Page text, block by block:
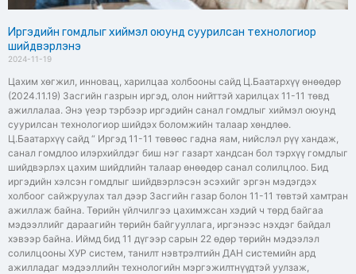
Иргэдийн гомдлыг хиймэл оюунд суурилсан технологиор
шийдвэрлэнэ
2024-11-19
Цахим хөгжил, инновац, харилцаа холбооны сайд Ц.Баатархүү өнөөдөр
(2024.11.19) Засгийн газрын иргэд, олон нийттэй харилцах 11-11 төвд
ажиллалаа. Энэ үеэр тэрбээр иргэдийн санал гомдлыг хиймэл оюунд
суурилсан технологиор шийдэх боломжийн талаар хөндлөө.
Ц.Баатархүү сайд “ Иргэд 11-11 төвөөс гадна яам, нийслэл рүү хандаж,
санал гомдлоо илэрхийлдэг биш нэг газарт хандсан бол тэрхүү гомдлыг
шийдвэрлэх цахим шийдлийн талаар өнөөдөр санал солилцлоо. Бид
иргэдийн хэлсэн гомдлыг шийдвэрлэсэн эсэхийг эргэн мэдэгдэх
холбоог сайжруулах тал дээр Засгийн газар болон 11-11 төвтэй хамтран
ажиллаж байна. Төрийн үйлчилгээ цахимжсан хэдий ч төрд байгаа
мэдээллийг дараагийн төрийн байгууллага, иргэнээс нэхдэг байдал
хэвээр байна. Иймд бид 11 дүгээр сарын 22 өдөр төрийн мэдээлэл
солилцооны ХУР систем, танилт нэвтрэлтийн ДАН системийн ард
ажилладаг мэдээллийн технологийн мэргэжилтнүүдтэй уулзаж,